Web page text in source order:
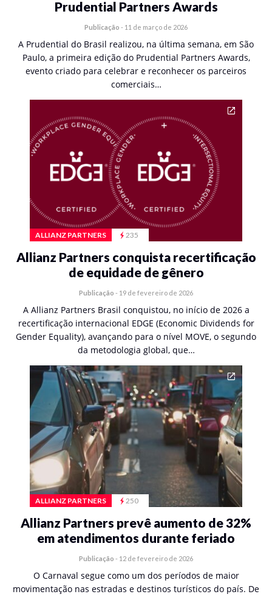
Prudential Partners Awards
Publicação - 11 de março de 2026
A Prudential do Brasil realizou, na última semana, em São
Paulo, a primeira edição do Prudential Partners Awards,
evento criado para celebrar e reconhecer os parceiros
comerciais…
ALLIANZ PARTNERS 235
Allianz Partners conquista recertificação
de equidade de gênero
Publicação - 19 de fevereiro de 2026
A Allianz Partners Brasil conquistou, no início de 2026 a
recertificação internacional EDGE (Economic Dividends for
Gender Equality), avançando para o nível MOVE, o segundo
da metodologia global, que…
ALLIANZ PARTNERS 250
Allianz Partners prevê aumento de 32%
em atendimentos durante feriado
Publicação - 12 de fevereiro de 2026
O Carnaval segue como um dos períodos de maior
movimentação nas estradas e destinos turísticos do país. De